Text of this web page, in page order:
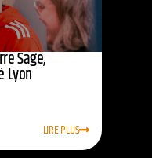
Sage,
Lyon
LIRE PLUS